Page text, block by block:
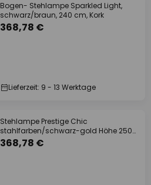
Bogen- Stehlampe Sparkled Light,
schwarz/braun, 240 cm, Kork
368,78 €
Lieferzeit: 9 - 13 Werktage
Stehlampe Prestige Chic
stahlfarben/schwarz-gold Höhe 250
cm
368,78 €